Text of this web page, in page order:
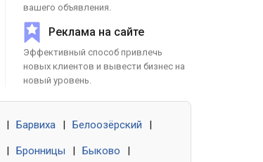
вашего объявления.
Реклама на сайте
Эффективный способ привлечь
новых клиентов и вывести бизнес на
новый уровень.
Барвиха Белоозёрский
Бронницы Быково